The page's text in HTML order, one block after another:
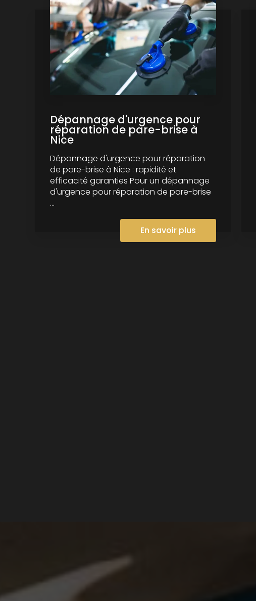
Dépannage d'urgence pour
réparation de pare-brise à
Nice
Dépannage d'urgence pour réparation
de pare-brise à Nice : rapidité et
efficacité garanties Pour un dépannage
d'urgence pour réparation de pare-brise
...
En savoir plus